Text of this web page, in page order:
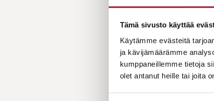
Tämä sivusto käyttää
Käytämme evästeitä
ja kävijämäärämme
kumppaneillemme tietoja
olet antanut heille tai joita